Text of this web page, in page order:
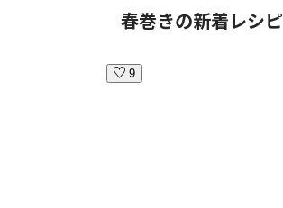
春巻きの新着レシピ
9